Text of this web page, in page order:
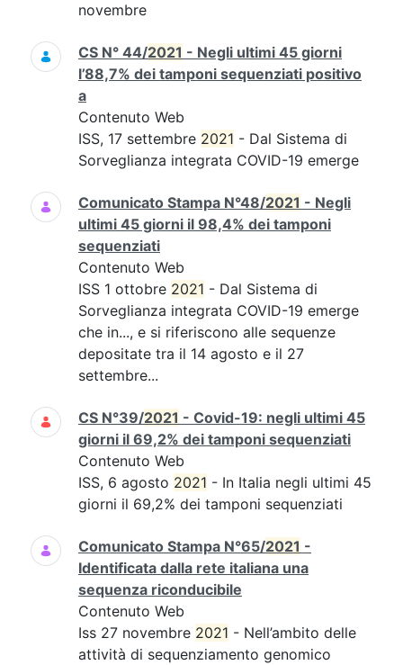
novembre
CS N° 44/2021 - Negli ultimi 45 giorni
l’88,7% dei tamponi sequenziati positivo
a
Contenuto Web
ISS, 17 settembre 2021 - Dal Sistema di
Sorveglianza integrata COVID-19 emerge
Comunicato Stampa N°48/2021 - Negli
ultimi 45 giorni il 98,4% dei tamponi
sequenziati
Contenuto Web
ISS 1 ottobre 2021 - Dal Sistema di
Sorveglianza integrata COVID-19 emerge
che in..., e si riferiscono alle sequenze
depositate tra il 14 agosto e il 27
settembre...
CS N°39/2021 - Covid-19: negli ultimi 45
giorni il 69,2% dei tamponi sequenziati
Contenuto Web
ISS, 6 agosto 2021 - In Italia negli ultimi 45
giorni il 69,2% dei tamponi sequenziati
Comunicato Stampa N°65/2021 -
Identificata dalla rete italiana una
sequenza riconducibile
Contenuto Web
Iss 27 novembre 2021 - Nell’ambito delle
attività di sequenziamento genomico